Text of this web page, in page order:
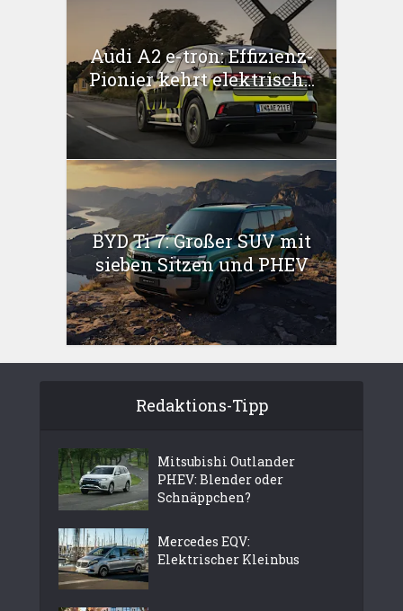
Audi A2 e-tron: Effizienz-
Pionier kehrt elektrisch...
BYD Ti 7: Großer SUV mit
sieben Sitzen und PHEV
Redaktions-Tipp
Mitsubishi Outlander
PHEV: Blender oder
Schnäppchen?
Mercedes EQV:
Elektrischer Kleinbus